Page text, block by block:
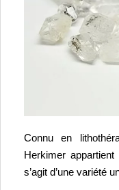
Connu en
Herkimer
s’agit d’une variété